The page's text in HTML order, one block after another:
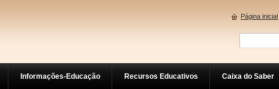
Informações-Educação Recursos Educativos Caixa do Saber
Página inicial